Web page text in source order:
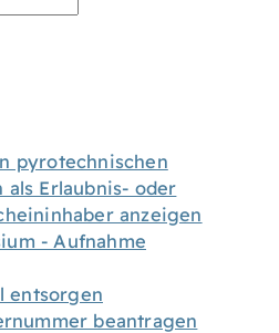
pyrotechnischen
als Erlaubnis- oder
anzeigen
- Aufnahme
entsorgen
beantragen